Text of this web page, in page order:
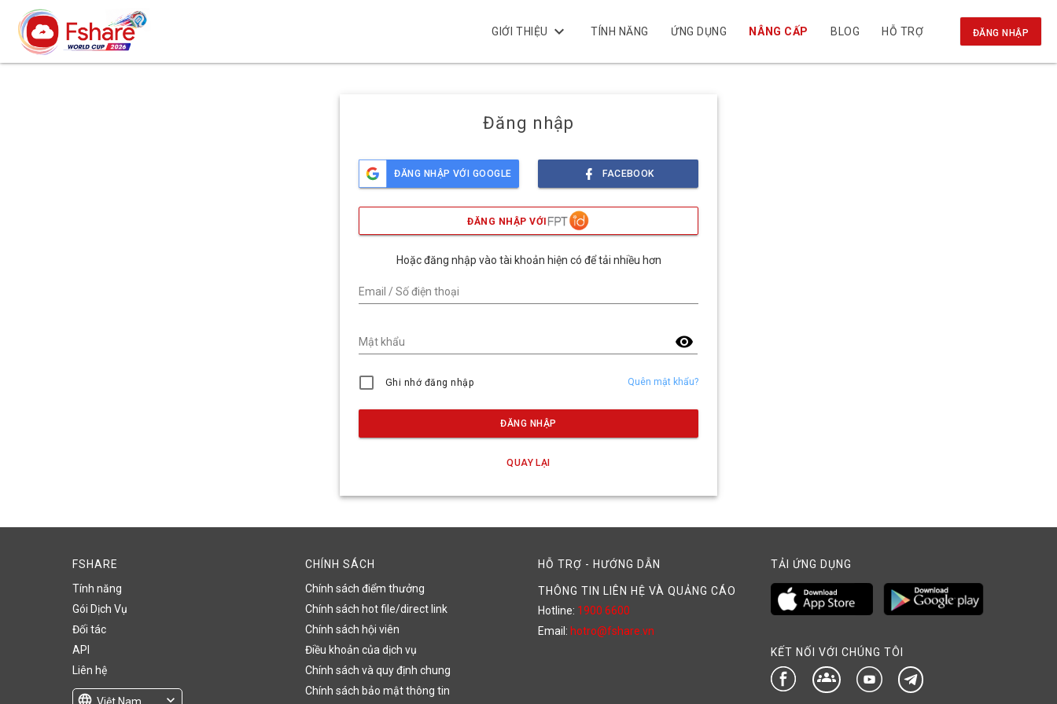
GIỚI THIỆU keyboard_arrow_down TÍNH NĂNG ỨNG DỤNG NÂNG CẤP BLOG HỖ TRỢ ĐĂNG NHẬP
Đăng nhập
ĐĂNG NHẬP VỚI GOOGLE FACEBOOK
ĐĂNG NHẬP VỚI
Hoặc đăng nhập vào tài khoản hiện có để tải nhiều hơn
Email / Số điện thoại
visibility
Mật khẩu
Ghi nhớ đăng nhập Quên mật khẩu?
ĐĂNG NHẬP
QUAY LẠI
FSHARE
Tính năng
Gói Dịch Vụ
Đối tác
API
Liên hệ
language Việt Nam expand_more
CHÍNH SÁCH
Chính sách điểm thưởng
Chính sách hot file/direct link
Chính sách hội viên
Điều khoản của dịch vụ
Chính sách và quy định chung
Chính sách bảo mật thông tin
HỖ TRỢ - HƯỚNG DẪN
THÔNG TIN LIÊN HỆ VÀ QUẢNG CÁO
Hotline: 1900 6600
Email: hotro@fshare.vn
TẢI ỨNG DỤNG
KẾT NỐI VỚI CHÚNG TÔI
groups